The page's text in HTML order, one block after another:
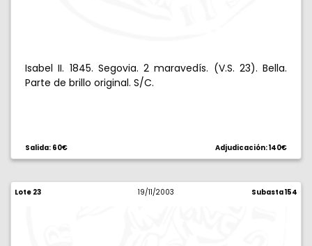
Isabel II. 1845. Segovia. 2 maravedís. (V.S. 23). Bella.
Parte de brillo original. S/C.
Salida: 60€ Adjudicación: 140€
Lote 23 19/11/2003 Subasta 154